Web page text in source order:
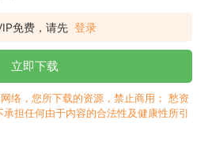
免费，请先 登录
立即下载
络，您所下载的资源，禁止商用； 愁资
担任何由于内容的合法性及健康性所引